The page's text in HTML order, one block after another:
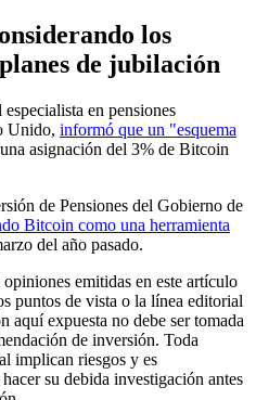
los
de jubilación
en pensiones
Unido, informó que un "esquema
asignación del 3% de Bitcoin
de Pensiones del Gobierno de
Bitcoin como una herramienta
del año pasado.
emitidas en este artículo
puntos de vista o la línea editorial
expuesta no debe ser tomada
de inversión. Toda
implican riesgos y es
su debida investigación antes